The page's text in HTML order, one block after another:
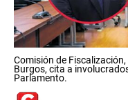
Comisión de
Burgos, cita a
Parlamento.